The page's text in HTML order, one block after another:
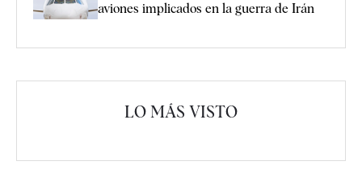
aviones implicados en la guerra de Irán
LO MÁS VISTO